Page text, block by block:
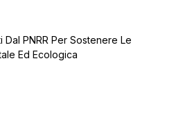
PNRR Per Sostenere Le
Ed Ecologica